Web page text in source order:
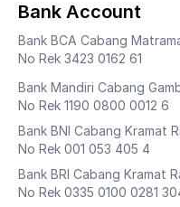
Bank Account
Bank BCA Cabang
No Rek 3423 0162 61
Bank Mandiri Cabang
No Rek 1190 0800 0012 6
Bank BNI Cabang Kramat
No Rek 001 053 405 4
Bank BRI Cabang Kramat
No Rek 0335 0100 0281